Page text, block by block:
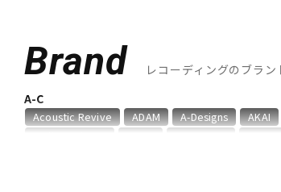
Brand レコーディングのブラン
A-C
Acoustic Revive ADAM A-Designs AKAI